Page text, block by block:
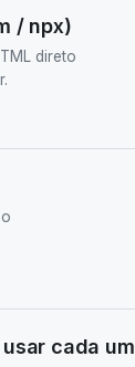
/ npx)
direto
cada um